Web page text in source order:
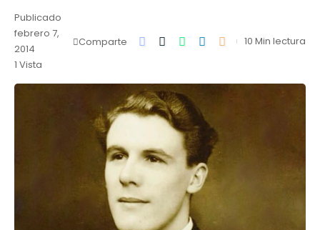
Publicado
febrero 7,
2014
1 Vista
Comparte 10 Min lectura